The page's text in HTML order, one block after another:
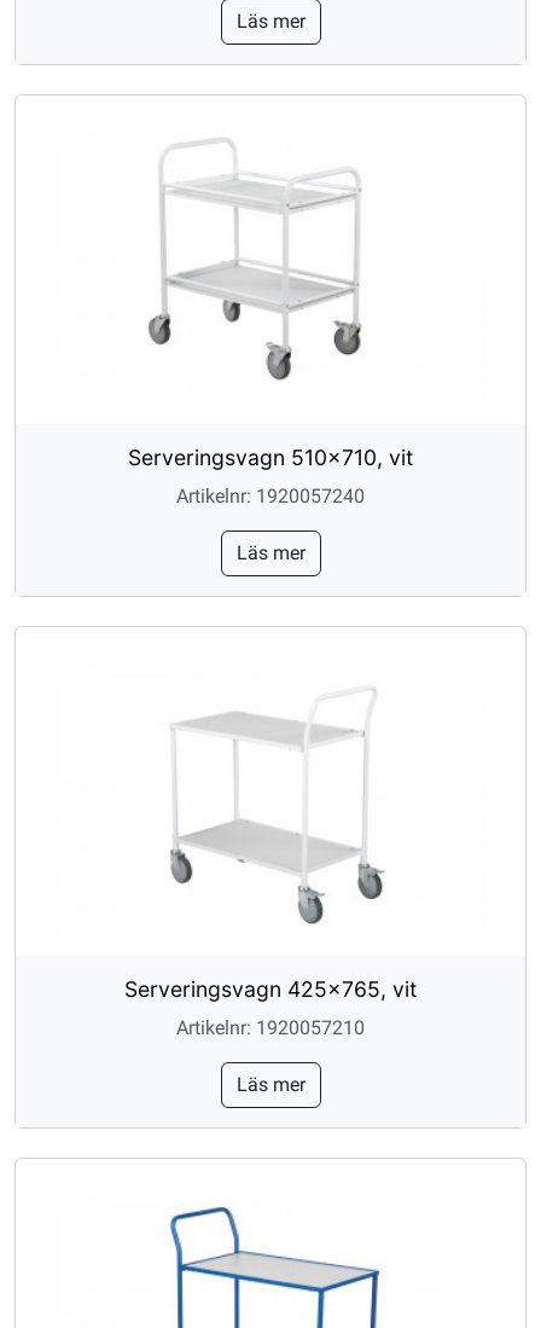
Läs mer
Serveringsvagn 510x710, vit
Artikelnr: 1920057240
Läs mer
Serveringsvagn 425x765, vit
Artikelnr: 1920057210
Läs mer